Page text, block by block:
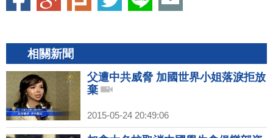
相關新聞
父遭中共威脅 加國世界小姐落淚拒放
棄
2015-05-24 20:49:06